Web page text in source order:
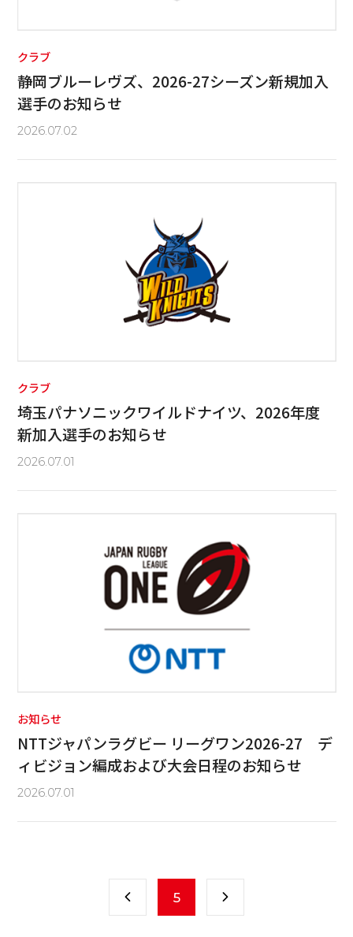
クラブ
静岡ブルーレヴズ、2026-27シーズン新規加入
選手のお知らせ
2026.07.02
クラブ
埼玉パナソニックワイルドナイツ、2026年度
新加入選手のお知らせ
2026.07.01
お知らせ
NTTジャパンラグビー リーグワン2026-27 デ
ィビジョン編成および大会日程のお知らせ
2026.07.01
5